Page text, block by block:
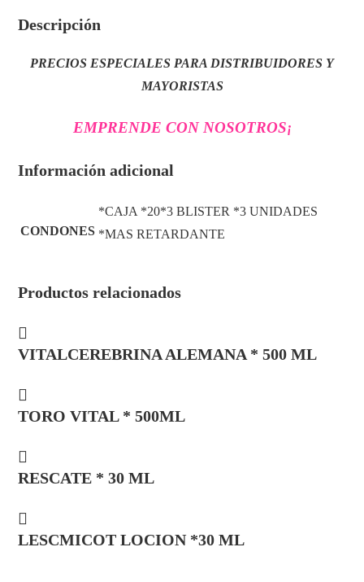
Descripción
PRECIOS ESPECIALES PARA DISTRIBUIDORES Y
MAYORISTAS
EMPRENDE CON NOSOTROS¡
Información adicional
CONDONES
*CAJA *20*3 BLISTER *3 UNIDADES
*MAS RETARDANTE
Productos relacionados
VITALCEREBRINA ALEMANA * 500 ML
TORO VITAL * 500ML
RESCATE * 30 ML
LESCMICOT LOCION *30 ML